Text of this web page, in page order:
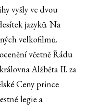
vyšly ve dvou
jazyků. Na
velkofilmů.
včetně Řádu
Alžběta II. za
Ceny prince
legie a